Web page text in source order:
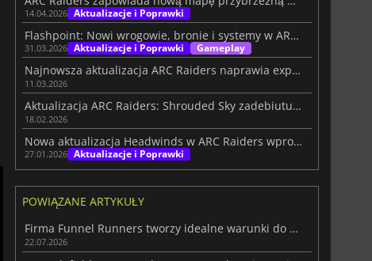
14.04.2026 Aktualizacje i Poprawki
Flashpoint: Nowi wrogowie, bronie i systemy w ARC Raiders
31.03.2026 Aktualizacje i Poprawki Gameplay
Najnowsza aktualizacja ARC Raiders naprawia exploity i usprawnia łupy
11.03.2026
Aktualizacja ARC Raiders: Shrouded Sky zadebiutuje 24 lutego
18.02.2026
Nowa aktualizacja Headwinds w ARC Raiders wprowadza dziś wymagające dodatki
27.01.2026 Aktualizacje i Poprawki
POWIĄZANE ARTYKUŁY
Firma Funnel Runners tworzy idealne warunki do osiągnięcia sukcesu
22.07.2026